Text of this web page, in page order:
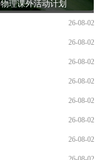
物理课外活动计划
26-08-02
26-08-02
26-08-02
26-08-02
26-08-02
26-08-02
26-08-02